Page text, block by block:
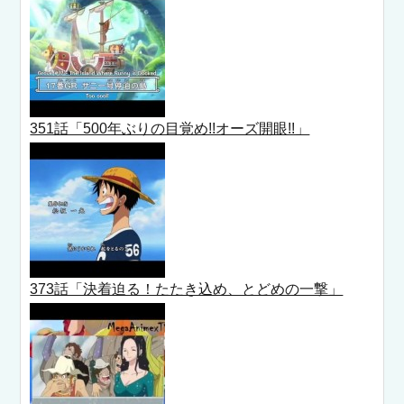
351話「500年ぶりの目覚め!!オーズ開眼!!」
373話「決着迫る！たたき込め、とどめの一撃」